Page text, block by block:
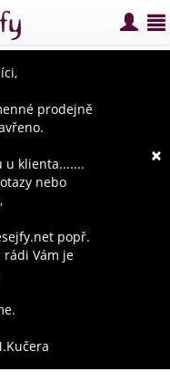
×
prodejně
u klienta.......
nebo
popř.
rádi Vám je